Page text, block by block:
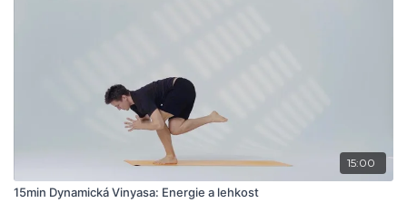
15:00
15min Dynamická Vinyasa: Energie a lehkost